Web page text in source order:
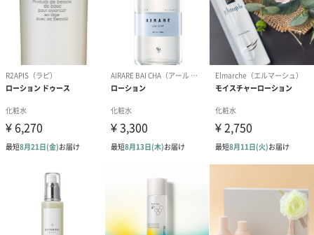
トロベリーエキス※3が、肌を明るくなめらかに整えます。
※4 BG、水、キウイエキス
使用方法
にふき取ります。顎まわりなどのざらつきが気になる部分や、首
回りなどトーンアップさせたい部分にもお使いいただけます。
使用頻度：週に2～3回ご使用ください。